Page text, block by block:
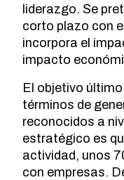
liderazgo. Se
corto plazo con
incorpora el
impacto
El objetivo
términos de
reconocidos a
estratégico es
actividad, unos
con empresas.